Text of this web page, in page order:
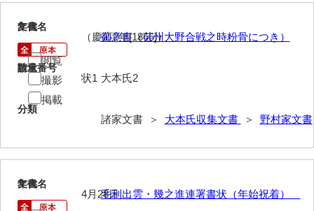
岩崎家文書（鹿野町）
上田家文書（防府市）
2
文書名
御意書（芸州大野合戦之時粉骨につき）
請求番号
大本氏2
分類
諸家文書 ＞ 大本氏収集文書 ＞ 野村家文書
年代
（慶応2年[1866]）
数量
状1
閲覧
撮影
掲載
3
文書名
毛利出雲・幾之進連署書状（年始祝着）
年代
4月28日